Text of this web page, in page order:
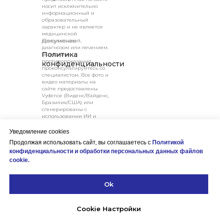
Уведомление cookies
Продолжая использовать сайт, вы соглашаетесь с Политикой
конфиденциальности и обработки персональных данных файлов
cookie.
Ok
Cookie Настройки
носит исключительно
информационный и
образовательный
характер и не является
медицинской
консультацией,
диагнозом или лечением.
Возможны
противопоказания,
проконсультируйтесь со
специалистом. Все фото и
видео материалы на
сайте предоставлены
Vydence (Виденс/Вайденс,
Бразилия/США) или
сгенерированы с
использовании ИИ и
реального товара, так как
Наличие товара и
условия доставки нужно
ценах, наличии услуг и их
характер и не является
публичной офертой,
Документы
Политика
конфиденциальности
Главная
ETHEREA-MX
ZYE ALEX
Партнеры